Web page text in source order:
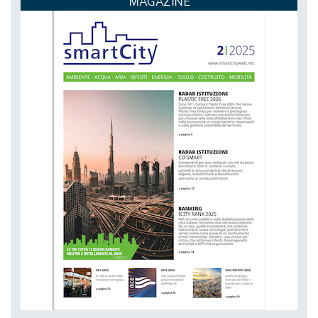
NETZERO MILAN - EXPO SUMMIT
DAL 20-10-2026 AL 22-10-2026,